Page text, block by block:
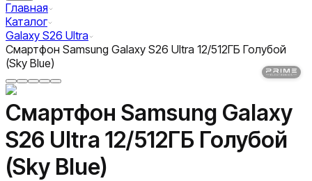
Главная
Каталог
Galaxy S26 Ultra
Смартфон Samsung Galaxy S26 Ultra 12/512ГБ Голубой
(Sky Blue)
Смартфон Samsung Galaxy
S26 Ultra 12/512ГБ Голубой
(Sky Blue)